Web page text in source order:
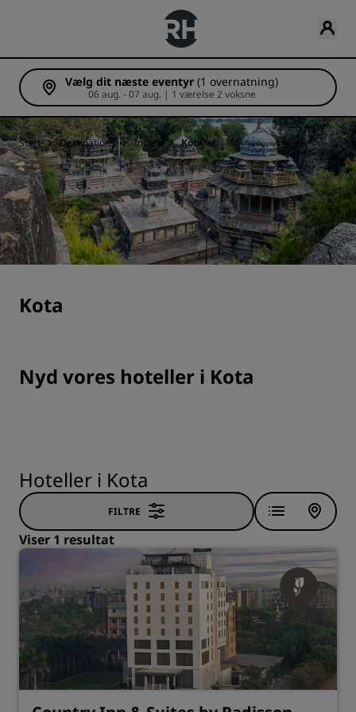
Vælg dit næste eventyr (1 overnatning)
06 aug. - 07 aug. | 1 værelse 2 voksne
Start Destinations Indien Kota
Kota
Nyd vores hoteller i Kota
Hoteller i Kota
FILTRE
Viser 1 resultat